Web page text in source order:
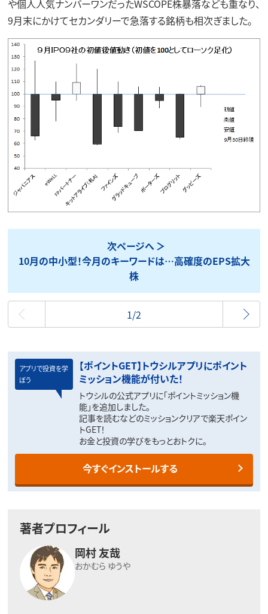
や個人人気ナンバーワンだったWSCOPE株暴落なども重なり、
9月末にかけてセカンダリーで急落する銘柄も相次ぎました。
次ページへ
10月の中小型！今月のキーワードは…高確度のEPS拡大
株
最初
1/2
アプリで投資を学
ぼう
【ポイントGET】トウシルアプリにポイント
ミッション機能が付いた！
トウシルの公式アプリに「ポイントミッション機
能」を追加しました。
記事を読むなどのミッションクリアで楽天ポイン
トGET！
お金と投資の学びをもっとおトクに。
今すぐインストールする
著者プロフィール
岡村 友哉
おかむら ゆうや